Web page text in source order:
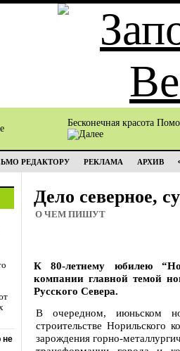
Бесконечная красота
РЕДАКТОРУ РЕКЛАМА АРХИВ
не
Дело северное,
О ЧЕМ ПИШУТ
К 80-летнему юбилею
компании главной темой
Русского Севера.
В очередном, июньском
строительстве
зарождения горно-